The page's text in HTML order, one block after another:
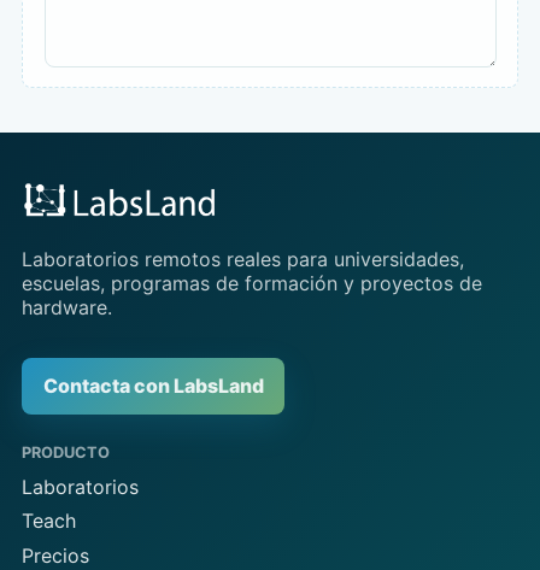
Laboratorios remotos reales para universidades,
escuelas, programas de formación y proyectos de
hardware.
Contacta con LabsLand
PRODUCTO
Laboratorios
Teach
Precios